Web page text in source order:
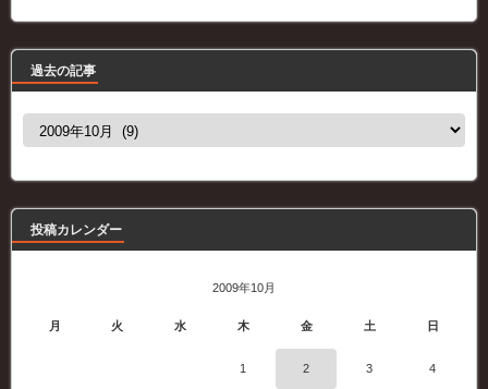
過去の記事
過
事
投稿カレンダー
2009年10月
月 火 水 木 金 土 日
1 2 3 4